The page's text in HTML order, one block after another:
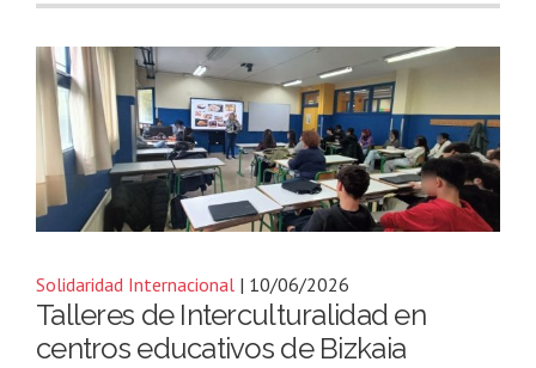
Solidaridad Internacional | 10/06/2026
Talleres de Interculturalidad en
centros educativos de Bizkaia